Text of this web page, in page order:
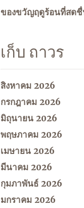
ของขวัญฤดูร้อนที่สด
เก็บ ถาวร
สิงหาคม 2026
กรกฎาคม 2026
มิถุนายน 2026
พฤษภาคม 2026
เมษายน 2026
มีนาคม 2026
กุมภาพันธ์ 2026
มกราคม 2026